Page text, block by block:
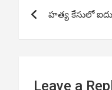
navigation
హత్య కేసులో
Leave a